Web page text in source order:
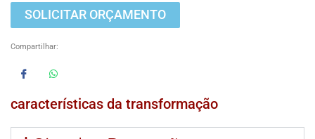
SOLICITAR ORÇAMENTO
Compartilhar:
características da transformação